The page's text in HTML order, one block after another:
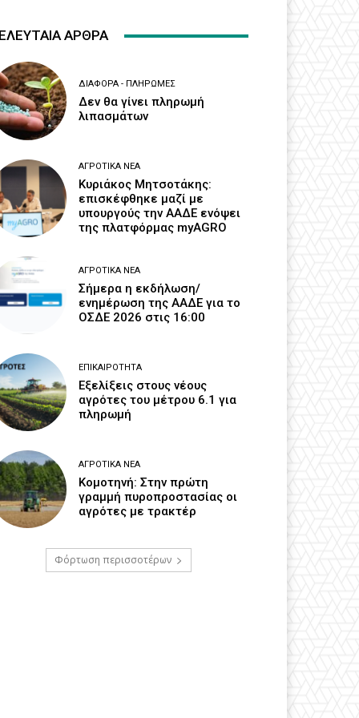
ΑΡΘΡΑ
ΔΙΆΦΟΡΑ - ΠΛΗΡΩΜΈΣ
Δεν θα γίνει πληρωμή
λιπασμάτων
ΑΓΡΟΤΙΚΆ ΝΈΑ
Κυριάκος Μητσοτάκης:
επισκέφθηκε μαζί με
υπουργούς την ΑΑΔΕ ενόψει
της πλατφόρμας myAGRO
ΑΓΡΟΤΙΚΆ ΝΈΑ
Σήμερα η εκδήλωση/
ενημέρωση της ΑΑΔΕ για το
ΟΣΔΕ 2026 στις 16:00
ΕΠΙΚΑΙΡΌΤΗΤΑ
Εξελίξεις στους νέους
αγρότες του μέτρου 6.1 για
πληρωμή
ΑΓΡΟΤΙΚΆ ΝΈΑ
Κομοτηνή: Στην πρώτη
γραμμή πυροπροστασίας οι
αγρότες με τρακτέρ
Φόρτωση περισσοτέρων